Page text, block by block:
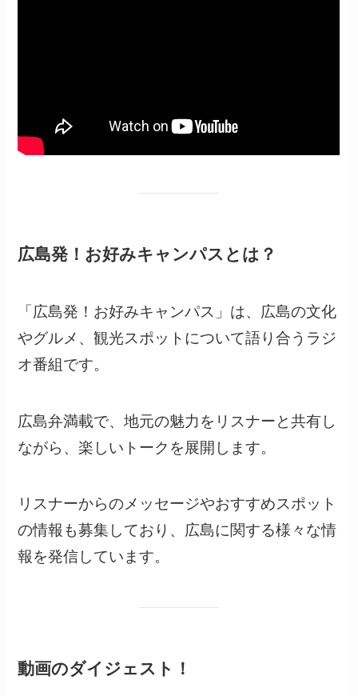
広島発！お好みキャンパスとは？
「広島発！お好みキャンパス」は、広島の文化
やグルメ、観光スポットについて語り合うラジ
オ番組です。
広島弁満載で、地元の魅力をリスナーと共有し
ながら、楽しいトークを展開します。
リスナーからのメッセージやおすすめスポット
の情報も募集しており、広島に関する様々な情
報を発信しています。
動画のダイジェスト！